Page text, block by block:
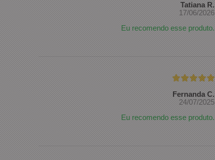
Tatiana R.
17/06/2026
Eu recomendo esse produto.
Fernanda C.
24/07/2025
Eu recomendo esse produto.